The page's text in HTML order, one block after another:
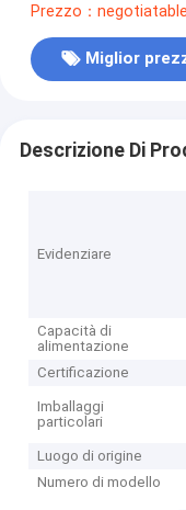
Prezzo：negotiatable
Miglior
Descrizione Di
Evidenziare
Capacità di
alimentazione
Certificazione
Imballaggi
particolari
Luogo di origine
Numero di modello